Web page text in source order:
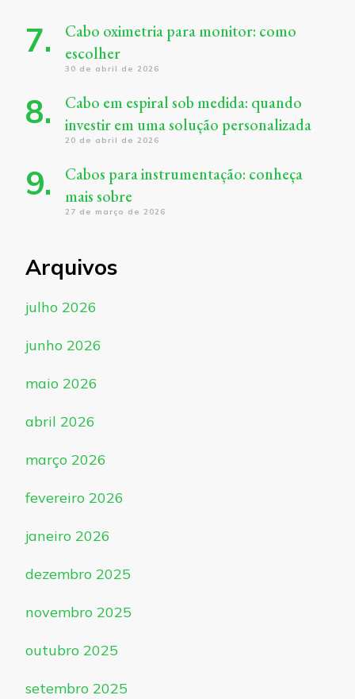
Cabo oximetria para monitor: como
escolher
30 de abril de 2026
Cabo em espiral sob medida: quando
investir em uma solução personalizada
20 de abril de 2026
Cabos para instrumentação: conheça
mais sobre
27 de março de 2026
Arquivos
julho 2026
junho 2026
maio 2026
abril 2026
março 2026
fevereiro 2026
janeiro 2026
dezembro 2025
novembro 2025
outubro 2025
setembro 2025